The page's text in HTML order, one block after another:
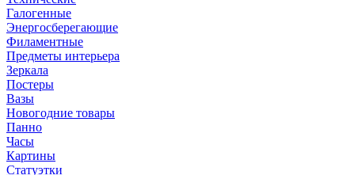
Галогенные
Энергосберегающие
Филаментные
Предметы интерьера
Зеркала
Постеры
Вазы
Новогодние товары
Панно
Часы
Картины
Статуэтки